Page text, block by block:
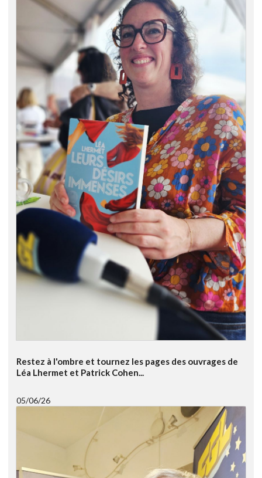
Restez à l'ombre et tournez les pages des ouvrages de
Léa Lhermet et Patrick Cohen...
05/06/26